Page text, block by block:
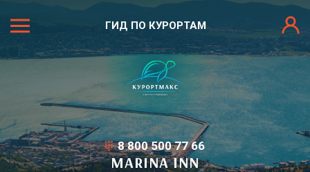
ГИД ПО КУРОРТАМ
8 800 500 77 66
MARINA INN